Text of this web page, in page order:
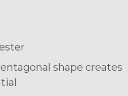
shape creates